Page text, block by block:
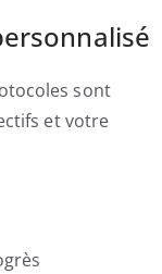
sont
et votre